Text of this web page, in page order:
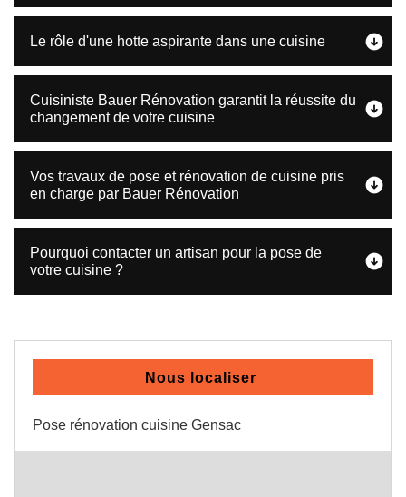
Le rôle d'une hotte aspirante dans une cuisine
Cuisiniste Bauer Rénovation garantit la réussite du
changement de votre cuisine
Vos travaux de pose et rénovation de cuisine pris
en charge par Bauer Rénovation
Pourquoi contacter un artisan pour la pose de
votre cuisine ?
Nous localiser
Pose rénovation cuisine Gensac